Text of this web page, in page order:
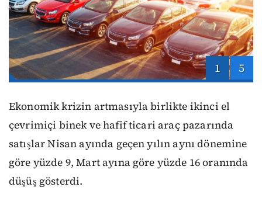
1 5
Ekonomik krizin artmasıyla birlikte ikinci el
çevrimiçi binek ve hafif ticari araç pazarında
satışlar Nisan ayında geçen yılın aynı dönemine
göre yüzde 9, Mart ayına göre yüzde 16 oranında
düşüş gösterdi.